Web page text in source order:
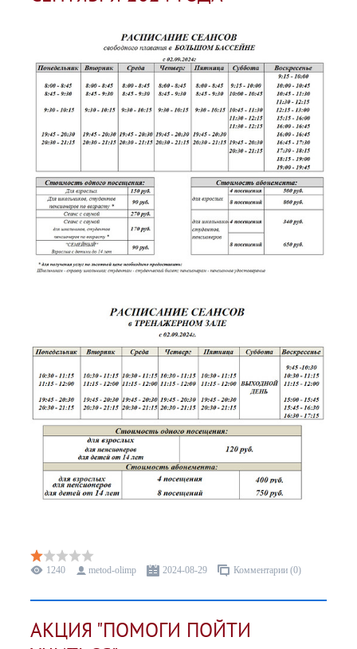
1240 metod-olimp 2024-08-29 Комментарии (0)
АКЦИЯ "ПОМОГИ ПОЙТИ